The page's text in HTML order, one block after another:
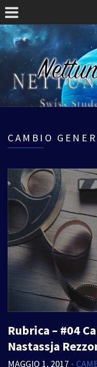
CAMBIO
Rubrica – #04
Nastassja
MAGGIO 1, 2017 •